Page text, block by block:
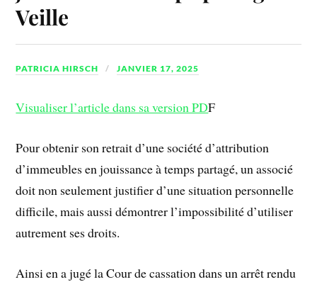
Veille
PATRICIA HIRSCH JANVIER 17, 2025
Visualiser l’article dans sa version PDF
Pour obtenir son retrait d’une société d’attribution
d’immeubles en jouissance à temps partagé, un associé
doit non seulement justifier d’une situation personnelle
difficile, mais aussi démontrer l’impossibilité d’utiliser
autrement ses droits.
Ainsi en a jugé la Cour de cassation dans un arrêt rendu